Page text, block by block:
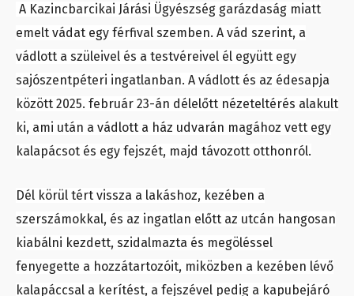
A Kazincbarcikai Járási Ügyészség garázdaság miatt
emelt vádat egy férfival szemben. A vád szerint, a
vádlott a szüleivel és a testvéreivel él együtt egy
sajószentpéteri ingatlanban. A vádlott és az édesapja
között 2025. február 23-án délelőtt nézeteltérés alakult
ki, ami után a vádlott a ház udvarán magához vett egy
kalapácsot és egy fejszét, majd távozott otthonról.
Dél körül tért vissza a lakáshoz, kezében a
szerszámokkal, és az ingatlan előtt az utcán hangosan
kiabálni kezdett, szidalmazta és megöléssel
fenyegette a hozzátartozóit, miközben a kezében lévő
kalapáccsal a kerítést, a fejszével pedig a kapubejáró